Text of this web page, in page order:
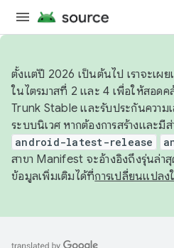
ตั้งแต่ปี 2026 เป็นต้นไป เราจะเผ
ในไตรมาสที่ 2 และ 4 เพื่อให้สอด
Trunk Stable และรับประกันควา
ระบบนิเวศ หากต้องการสร้างและมี
android-latest-release
สาขา Manifest จะอ้างอิงถึงรุ่นล่า
ข้อมูลเพิ่มเติมได้ที่การเปลี่ยนแปลง